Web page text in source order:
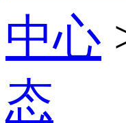
中心
态